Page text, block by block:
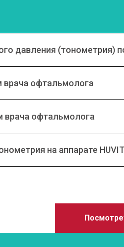
давления (тонометрия)
врача офтальмолога
врача офтальмолога
на аппарате